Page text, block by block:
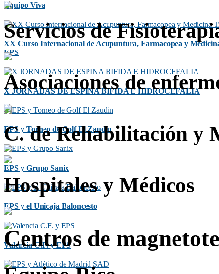
Equipo Viva
XX Curso Internacional de Acupuntura, Farmacopea y
EPS
X JORNADAS DE ESPINA BIFIDA E HIDROCEFALIA
EPS y Torneo de Golf El Zaudín
EPS y Grupo Sanix
EPS y el Unicaja Baloncesto
Valencia C.F. y EPS
Servicios de
Asociaciones de
C. de Rehabilitación y
Hospitales y Médicos
Centros de